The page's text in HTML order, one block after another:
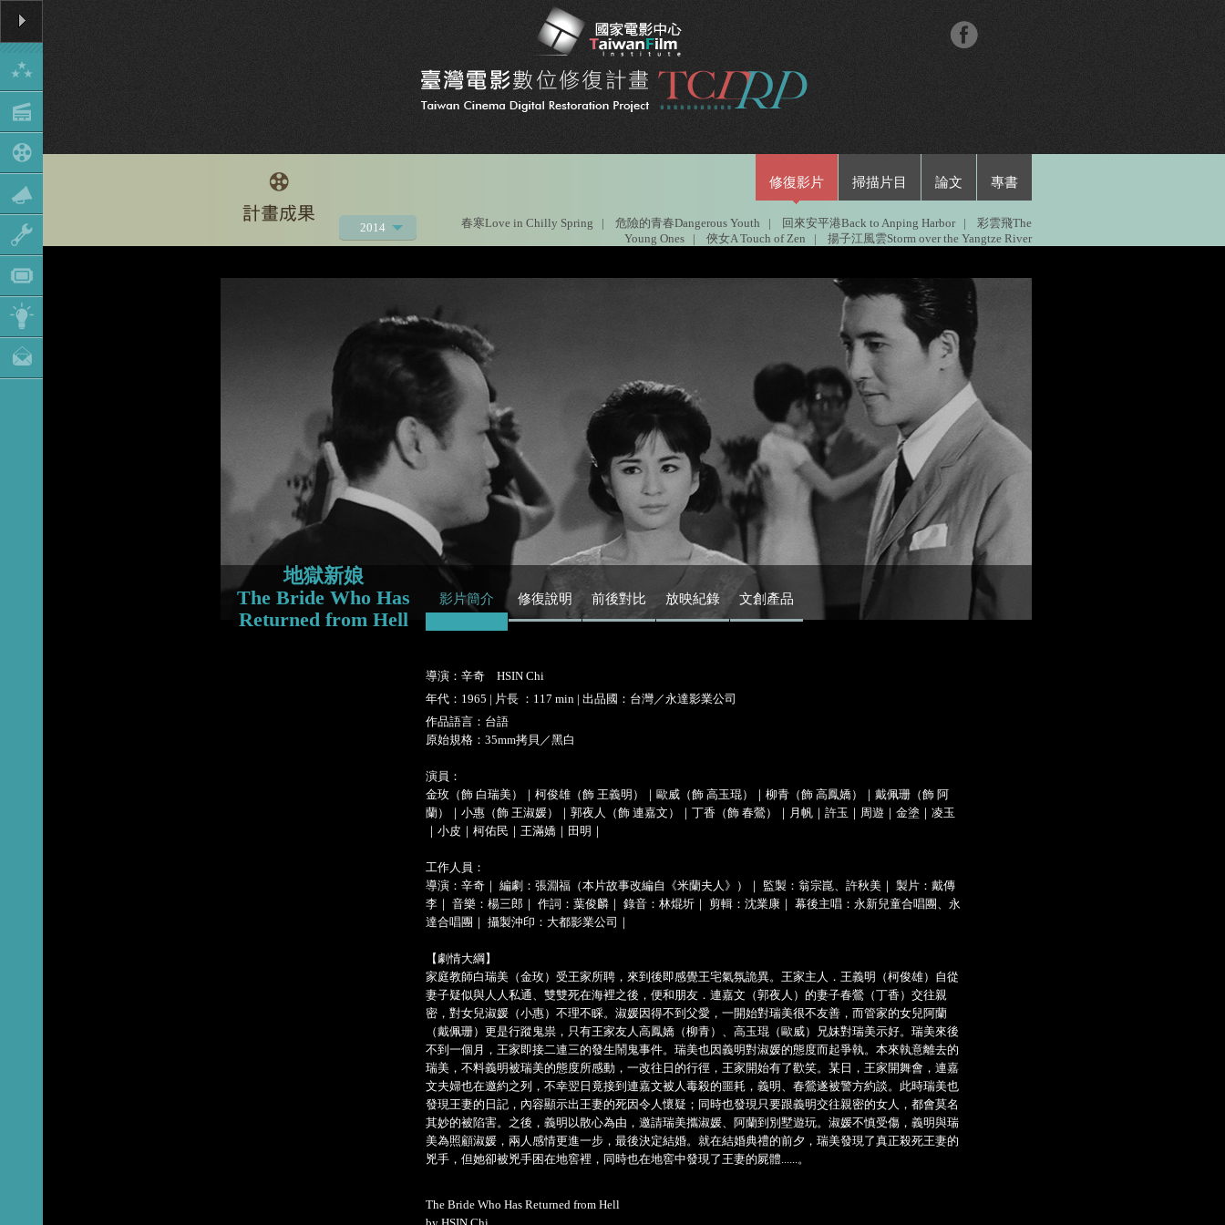
修復影片 掃描片目 論文 專書
2014
2019
2013
春寒Love in Chilly Spring | 危險的青春Dangerous Youth | 回來安平港Back to Anping Harbor |
彩雲飛The
Young Ones
| 俠女A Touch of Zen | 揚子江風雲Storm over the Yangtze River
地獄新娘
The Bride Who Has
Returned from Hell
影片簡介 修復說明 前後對比 放映紀錄 文創產品
導演：辛奇 HSIN Chi
年代：1965 | 片長 ：117 min | 出品國：台灣／永達影業公司
作品語言：台語
原始規格：35mm拷貝／黑白
演員：
金玫（飾 白瑞美）｜柯俊雄（飾 王義明）｜歐威（飾 高玉琨）｜柳青（飾 高鳳嬌）｜戴佩珊（飾 阿
蘭）｜小惠（飾 王淑媛）｜郭夜人（飾 連嘉文）｜丁香（飾 春鶯）｜月帆｜許玉｜周遊｜金塗｜凌玉
｜小皮｜柯佑民｜王滿嬌｜田明｜
工作人員：
導演：辛奇｜ 編劇：張淵福（本片故事改編自《米蘭夫人》）｜ 監製：翁宗崑、許秋美｜ 製片：戴傳
李｜ 音樂：楊三郎｜ 作詞：葉俊麟｜ 錄音：林焜圻｜ 剪輯：沈業康｜ 幕後主唱：永新兒童合唱團、永
達合唱團｜ 攝製沖印：大都影業公司｜
【劇情大綱】
家庭教師白瑞美（金玫）受王家所聘，來到後即感覺王宅氣氛詭異。王家主人．王義明（柯俊雄）自從
妻子疑似與人人私通、雙雙死在海裡之後，便和朋友．連嘉文（郭夜人）的妻子春鶯（丁香）交往親
密，對女兒淑媛（小惠）不理不睬。淑媛因得不到父愛，一開始對瑞美很不友善，而管家的女兒阿蘭
（戴佩珊）更是行蹤鬼祟，只有王家友人高鳳嬌（柳青）、高玉琨（歐威）兄妹對瑞美示好。瑞美來後
不到一個月，王家即接二連三的發生鬧鬼事件。瑞美也因義明對淑媛的態度而起爭執。本來執意離去的
瑞美，不料義明被瑞美的態度所感動，一改往日的行徑，王家開始有了歡笑。某日，王家開舞會，連嘉
文夫婦也在邀約之列，不幸翌日竟接到連嘉文被人毒殺的噩耗，義明、春鶯遂被警方約談。此時瑞美也
發現王妻的日記，內容顯示出王妻的死因令人懷疑；同時也發現只要跟義明交往親密的女人，都會莫名
其妙的被陷害。之後，義明以散心為由，邀請瑞美攜淑媛、阿蘭到別墅遊玩。淑媛不慎受傷，義明與瑞
美為照顧淑媛，兩人感情更進一步，最後決定結婚。就在結婚典禮的前夕，瑞美發現了真正殺死王妻的
兇手，但她卻被兇手困在地窖裡，同時也在地窖中發現了王妻的屍體......。
The Bride Who Has Returned from Hell